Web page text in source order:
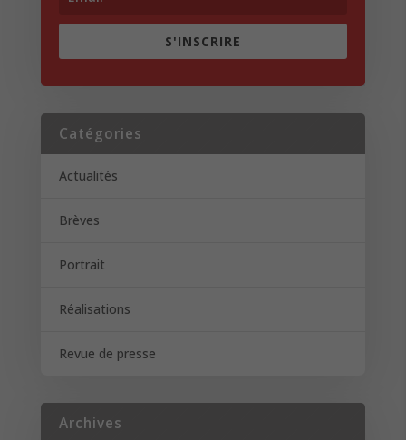
S'INSCRIRE
Catégories
Actualités
Brèves
Portrait
Réalisations
Revue de presse
Archives